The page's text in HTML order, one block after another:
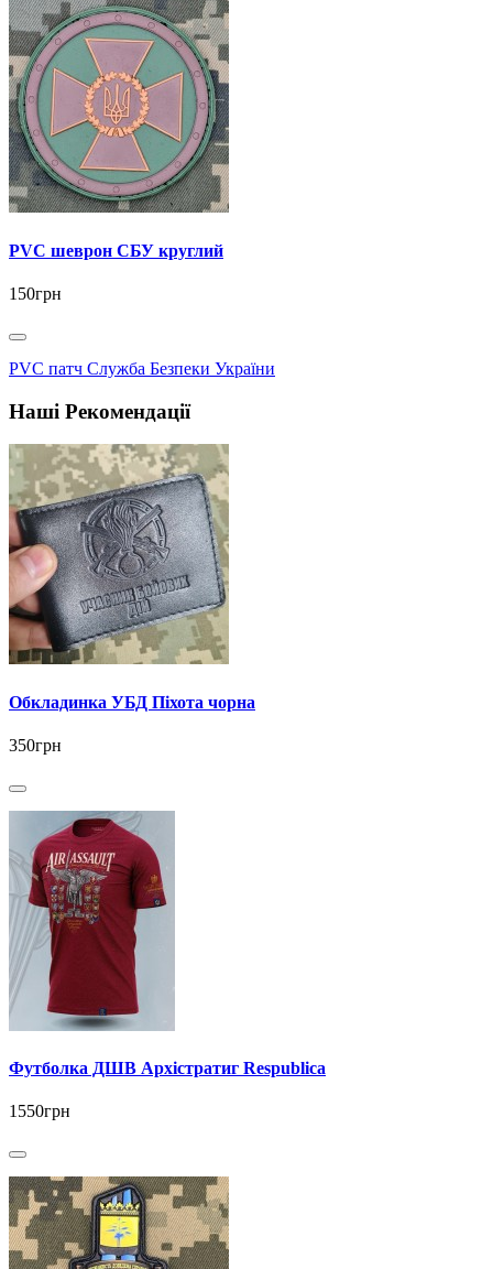
PVC шеврон СБУ круглий
150грн
PVC патч Служба Безпеки України
Наші Рекомендації
Обкладинка УБД Піхота чорна
350грн
Футболка ДШВ Архістратиг Respublica
1550грн